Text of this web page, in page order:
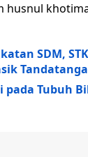
husnul
SDM,
pada Tubuh